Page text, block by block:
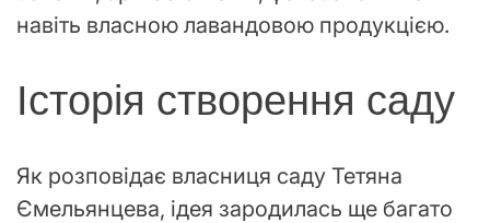
навіть власною лавандовою продукцією.
Історія створення саду
Як розповідає власниця саду Тетяна
Ємельянцева, ідея зародилась ще багато